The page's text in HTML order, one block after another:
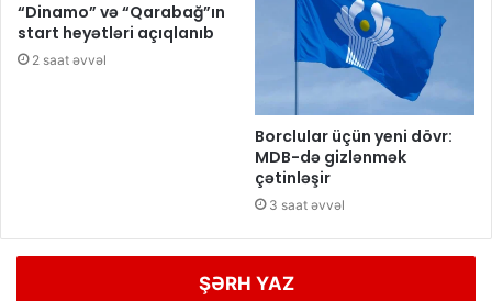
“Dinamo” və “Qarabağ”ın
start heyətləri açıqlanıb
2 saat əvvəl
Borclular üçün yeni dövr:
MDB-də gizlənmək
çətinləşir
3 saat əvvəl
ŞƏRH YAZ